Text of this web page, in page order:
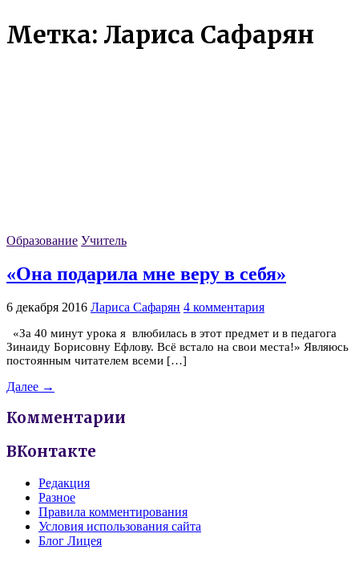
Метка: Лариса Сафарян
Образование Учитель
«Она подарила мне веру в себя»
6 декабря 2016 Лариса Сафарян 4 комментария
«За 40 минут урока я влюбилась в этот предмет и в педагога
Зинаиду Борисовну Ефлову. Всё встало на свои места!» Являюсь
постоянным читателем всеми […]
Далее →
Комментарии
ВКонтакте
Редакция
Разное
Правила комментирования
Условия использования сайта
Блог Лицея